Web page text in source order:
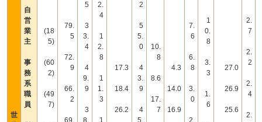
世
自
営
業
主
事
務
系
職
員
(18
5)
(60
2)
(49
7)
79.
5
72.
9
66.
2
69.
5
3
3.
4
4
9.
9
3
8.
2.
4
1
2.
8
1
1.
3
1
17.3
18.4
26.2
2
5
5.
0
4
3.
9
4
5.
10.
8
8.6
17.
7
4.3
14.0
16.9
7.
6
6.
8
3.
0
2.
1
0.
8
3.
3
1.
6
27.0
26.9
25.6
2.
7
2.
2
2.
4
2.